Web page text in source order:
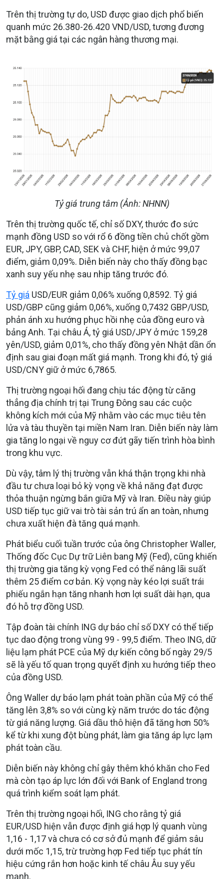
Trên thị trường tự do, USD được giao dịch phổ biến
quanh mức 26.380-26.420 VND/USD, tương đương
mặt bằng giá tại các ngân hàng thương mại.
Tỷ giá trung tâm (Ảnh: NHNN)
Trên thị trường quốc tế, chỉ số DXY, thước đo sức
mạnh đồng USD so với rổ 6 đồng tiền chủ chốt gồm
EUR, JPY, GBP, CAD, SEK và CHF, hiện ở mức 99,07
điểm, giảm 0,09%. Diễn biến này cho thấy đồng bạc
xanh suy yếu nhẹ sau nhịp tăng trước đó.
Tỷ giá USD/EUR giảm 0,06% xuống 0,8592. Tỷ giá
USD/GBP cũng giảm 0,06%, xuống 0,7432 GBP/USD,
phản ánh xu hướng phục hồi nhẹ của đồng euro và
bảng Anh. Tại châu Á, tỷ giá USD/JPY ở mức 159,28
yên/USD, giảm 0,01%, cho thấy đồng yên Nhật dần ổn
định sau giai đoạn mất giá mạnh. Trong khi đó, tỷ giá
USD/CNY giữ ở mức 6,7865.
Thị trường ngoại hối đang chịu tác động từ căng
thẳng địa chính trị tại Trung Đông sau các cuộc
không kích mới của Mỹ nhằm vào các mục tiêu tên
lửa và tàu thuyền tại miền Nam Iran. Diễn biến này làm
gia tăng lo ngại về nguy cơ đứt gãy tiến trình hòa bình
trong khu vực.
Dù vậy, tâm lý thị trường vẫn khá thận trọng khi nhà
đầu tư chưa loại bỏ kỳ vọng về khả năng đạt được
thỏa thuận ngừng bắn giữa Mỹ và Iran. Điều này giúp
USD tiếp tục giữ vai trò tài sản trú ẩn an toàn, nhưng
chưa xuất hiện đà tăng quá mạnh.
Phát biểu cuối tuần trước của ông Christopher Waller,
Thống đốc Cục Dự trữ Liên bang Mỹ (Fed), cũng khiến
thị trường gia tăng kỳ vọng Fed có thể nâng lãi suất
thêm 25 điểm cơ bản. Kỳ vọng này kéo lợi suất trái
phiếu ngắn hạn tăng nhanh hơn lợi suất dài hạn, qua
đó hỗ trợ đồng USD.
Tập đoàn tài chính ING dự báo chỉ số DXY có thể tiếp
tục dao động trong vùng 99 - 99,5 điểm. Theo ING, dữ
liệu lạm phát PCE của Mỹ dự kiến công bố ngày 29/5
sẽ là yếu tố quan trọng quyết định xu hướng tiếp theo
của đồng USD.
Ông Waller dự báo lạm phát toàn phần của Mỹ có thể
tăng lên 3,8% so với cùng kỳ năm trước do tác động
từ giá năng lượng. Giá dầu thô hiện đã tăng hơn 50%
kể từ khi xung đột bùng phát, làm gia tăng áp lực lạm
phát toàn cầu.
Diễn biến này không chỉ gây thêm khó khăn cho Fed
mà còn tạo áp lực lớn đối với Bank of England trong
quá trình kiểm soát lạm phát.
Trên thị trường ngoại hối, ING cho rằng tỷ giá
EUR/USD hiện vẫn được định giá hợp lý quanh vùng
1,16 - 1,17 và chưa có cơ sở đủ mạnh để giảm sâu
dưới mốc 1,15, trừ trường hợp Fed tiếp tục phát tín
hiệu cứng rắn hơn hoặc kinh tế châu Âu suy yếu
mạnh.